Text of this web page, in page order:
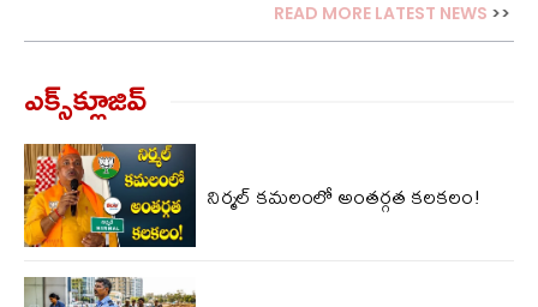
READ MORE LATEST NEWS >>
ఎక్స్‌క్లూజివ్‌
నిర్మల్ కమలంలో అంతర్గత కలకలం!